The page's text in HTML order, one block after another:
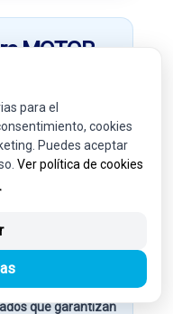
MOTOR
1196601
ARRANQUE
CHEVROLET
de otros recambios
. Consulta la
asegurarte de
de Europa o
únicamente
que garantizan
para el
cookies
Puedes aceptar
Ver política de cookies